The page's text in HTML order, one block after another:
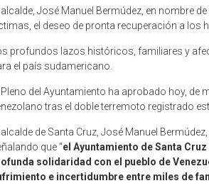
alcalde, José Manuel Bermúdez, en nombre
el deseo de pronta recuperación a los
profundos lazos históricos, familiares y
el país sudamericano.
Pleno del Ayuntamiento ha aprobado hoy, de
tras el doble terremoto registrado
alcalde de Santa Cruz, José Manuel
que “el Ayuntamiento de Santa
solidaridad con el pueblo de
e incertidumbre entre miles de